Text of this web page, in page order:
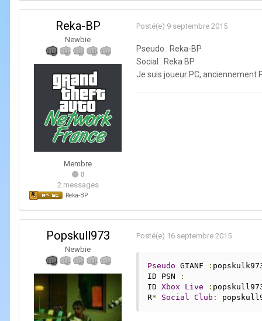
Reka-BP
Newbie
Membre
0
2 messages
Reka-BP
Posté(e) 9 septembre 2015
Pseudo : Reka-BP
Social : Reka BP
Je suis joueur PC, anciennement
Popskull973
Newbie
Posté(e) 16 septembre 2015
Pseudo GTANF :
ID PSN
:
ID Xbox Live :
R* Social Club :